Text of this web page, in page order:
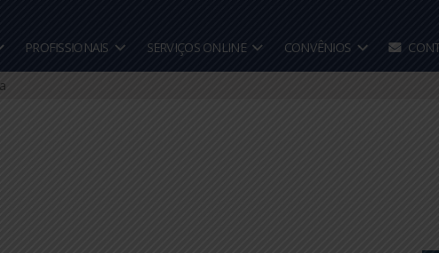
PROFISSIONAIS SERVIÇOS ONLINE CONVÊNIOS